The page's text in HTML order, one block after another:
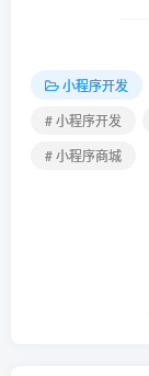
小程序开发
# 小程序开发
# 小程序商城